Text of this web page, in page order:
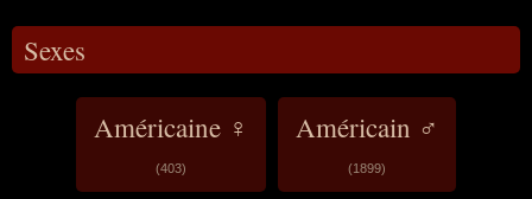
Sexes
Américaine ♀
(403)
Américain ♂
(1899)